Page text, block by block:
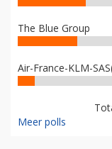
The Blue Group
Air-France-KLM-
Meer polls